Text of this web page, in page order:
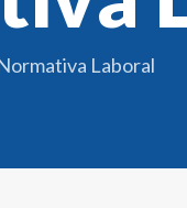
Laboral